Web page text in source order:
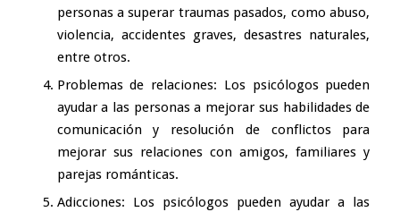
personas a superar traumas pasados, como abuso,
violencia, accidentes graves, desastres naturales,
entre otros.
Problemas de relaciones: Los psicólogos pueden
ayudar a las personas a mejorar sus habilidades de
comunicación y resolución de conflictos para
mejorar sus relaciones con amigos, familiares y
parejas románticas.
Adicciones: Los psicólogos pueden ayudar a las